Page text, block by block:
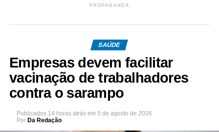
PROPAGANDA
SAÚDE
Empresas devem facilitar
vacinação de trabalhadores
contra o sarampo
Publicados 14 horas atrás em 5 de agosto de 2026
Por Da Redação